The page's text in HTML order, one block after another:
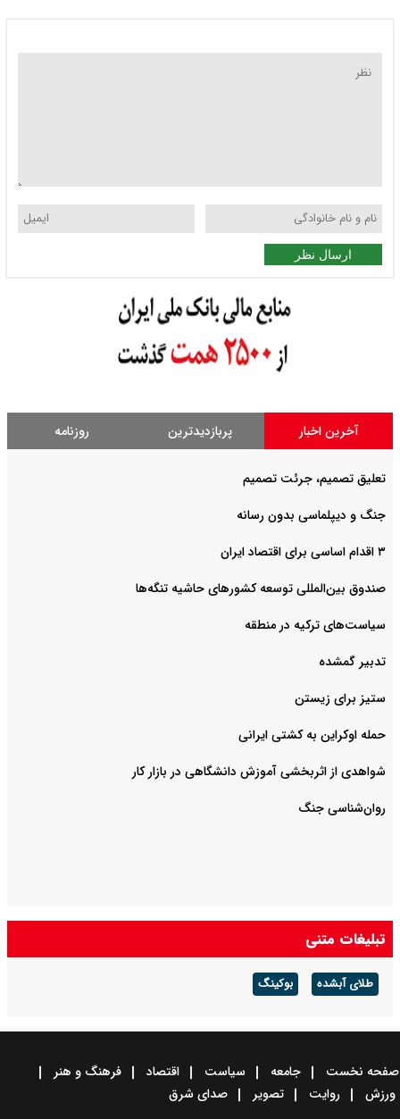
ارسال نظر
آخرین اخبار پربازدیدترین روزنامه
تعلیق تصمیم، جرئت تصمیم
جنگ و دیپلماسی بدون رسانه
۳ اقدام اساسی برای اقتصاد ایران
صندوق بین‌المللی توسعه کشورهای حاشیه تنگه‌ها
سیاست‌های ترکیه در منطقه
تدبیر گمشده
ستیز برای زیستن
حمله اوکراین به کشتی ایرانی
شواهدی از اثربخشی آموزش دانشگاهی در بازار کار
روان‌شناسی جنگ
تبلیغات متنی
طلای آبشده بوکینگ
صفحه نخست جامعه سیاست اقتصاد
فرهنگ و هنر
ورزش
روایت تصویر صدای شرق